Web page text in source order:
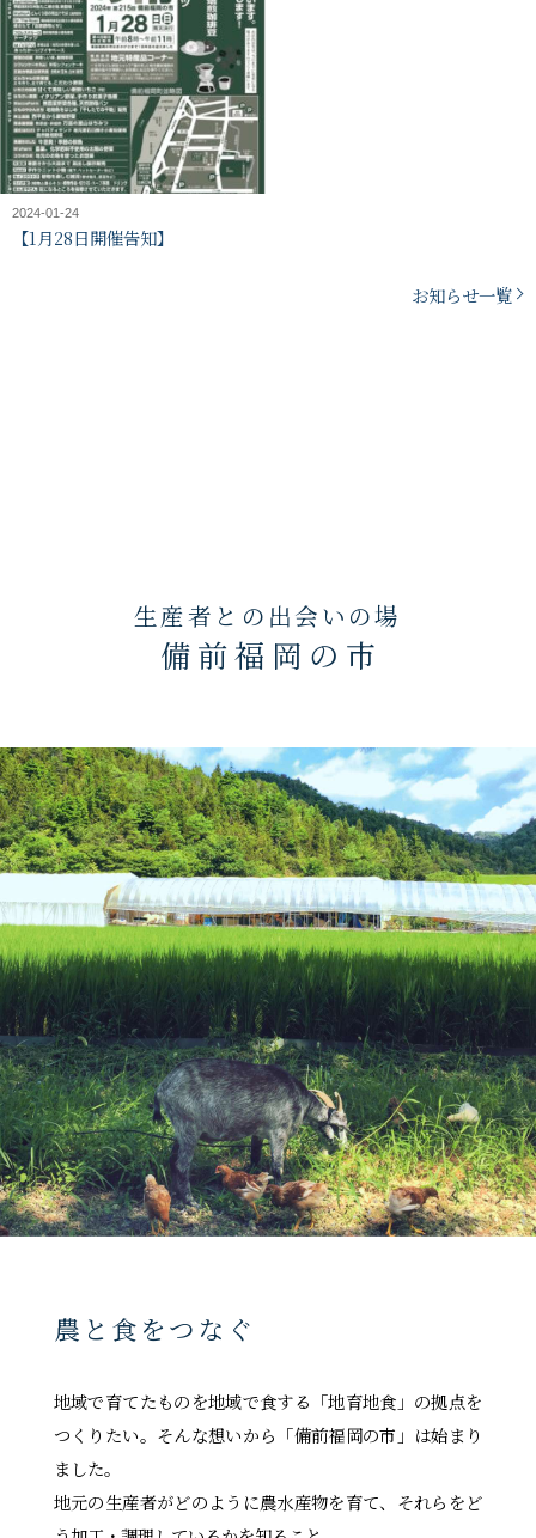
2024-01-24
【1月28日開催告知】
お知らせ一覧
生産者との出会いの場
備 前 福 岡 の 市
農と食をつなぐ
地域で育てたものを地域で食する「地育地食」の拠点を
つくりたい。そんな想いから「備前福岡の市」は始まり
ました。
地元の生産者がどのように農水産物を育て、それらをど